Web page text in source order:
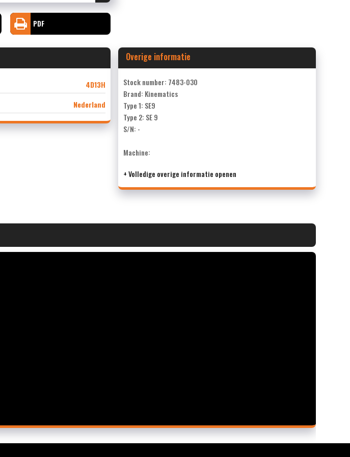
PDF
4D13H
Nederland
Overige informatie
Stock number: 7483-030
Brand: Kinematics
Type 1: SE9
Type 2: SE 9
S/N: -
Machine:
+ Volledige overige informatie openen